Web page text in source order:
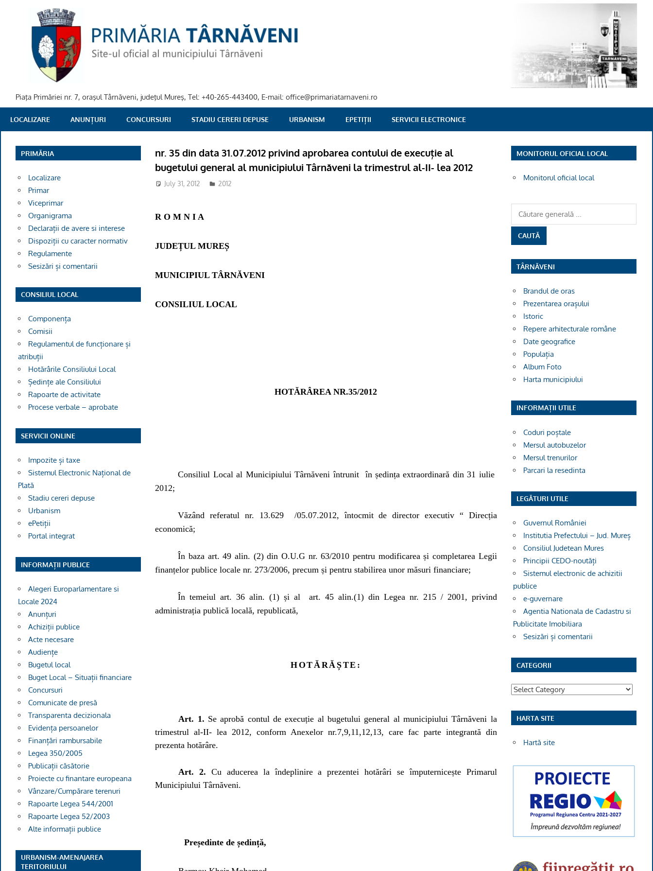
PRIMARIA
TARNAVENI
Piaţa Primăriei nr. 7, oraşul Târnăveni, judeţul Mureş, Tel: +40-265-443400, E-mail: office@primariatarnaveni.ro
LOCALIZARE ANUNȚURI CONCURSURI STADIU CERERI DEPUSE URBANISM EPETIȚII SERVICII ELECTRONICE
nr. 35 din data 31.07.2012 privind aprobarea contului de execuție al
bugetului general al municipiului Târnăveni la trimestrul al-II- lea 2012
July 31, 2012 2012
R O M N I A
JUDEȚUL MUREȘ
MUNICIPIUL TÂRNĂVENI
CONSILIUL LOCAL
HOTĂRÂREA NR.35/2012
Consiliul Local al Municipiului Târnăveni întrunit
în ședința extraordinară din 31 iulie
2012;
Văzând referatul nr. 13.629 /05.07.2012, întocmit de director executiv “ Direcția
economică;
În baza art. 49 alin. (2) din O.U.G nr. 63/2010 pentru modificarea și completarea Legii
finanțelor publice locale nr. 273/2006, precum și pentru stabilirea unor măsuri financiare;
În temeiul art. 36 alin. (1) și al
art. 45 alin.(1) din Legea nr. 215 / 2001, privind
administrația publică locală, republicată,
HOTĂRĂȘTE:
Art. 1. Se aprobă contul de execuție al bugetului general al municipiului Târnăveni la
trimestrul al-II- lea 2012, conform Anexelor nr.7,9,11,12,13, care fac parte integrantă din
prezenta hotărâre.
Art. 2. Cu aducerea la îndeplinire a prezentei hotărâri se împuternicește Primarul
Municipiului Târnăveni.
Președinte de ședință,
PRIMĂRIA
Localizare
Primar
Viceprimar
Organigrama
Declarații de avere si interese
Dispoziții cu caracter normativ
Regulamente
Sesizări și comentarii
CONSILIUL LOCAL
Componența
Comisii
Regulamentul de funcționare și
atribuții
Hotărârile Consiliului Local
Ședințe ale Consiliului
Rapoarte de activitate
Procese verbale – aprobate
SERVICII ONLINE
Impozite și taxe
Sistemul Electronic Național de
Plată
Stadiu cereri depuse
Urbanism
ePetiții
Portal integrat
INFORMAȚII PUBLICE
Alegeri Europarlamentare si
Locale 2024
Anunțuri
Achiziții publice
Acte necesare
Audiențe
Bugetul local
Buget Local – Situații financiare
Concursuri
Comunicate de presă
Transparenta decizionala
Evidența persoanelor
Finanțări rambursabile
Legea 350/2005
Publicații căsătorie
Proiecte cu finantare europeana
Vânzare/Cumpărare terenuri
Rapoarte Legea 544/2001
Rapoarte Legea 52/2003
Alte informații publice
URBANISM-AMENAJAREA
TERITORIULUI
MONITORUL OFICIAL LOCAL
Monitorul oficial local
TÂRNĂVENI
Brandul de oras
Prezentarea orașului
Istoric
Repere arhitecturale române
Date geografice
Populația
Album Foto
Harta municipiului
INFORMAȚII UTILE
Coduri poștale
Mersul autobuzelor
Mersul trenurilor
Parcari la resedinta
LEGĂTURI UTILE
Guvernul României
Institutia Prefectului – Jud. Mureș
Consiliul Judetean Mures
Principii CEDO-noutăți
Sistemul electronic de achizitii
publice
e-guvernare
Agentia Nationala de Cadastru si
Publicitate Imobiliara
Sesizări și comentarii
CATEGORII
Categorii
HARTA SITE
Hartă site